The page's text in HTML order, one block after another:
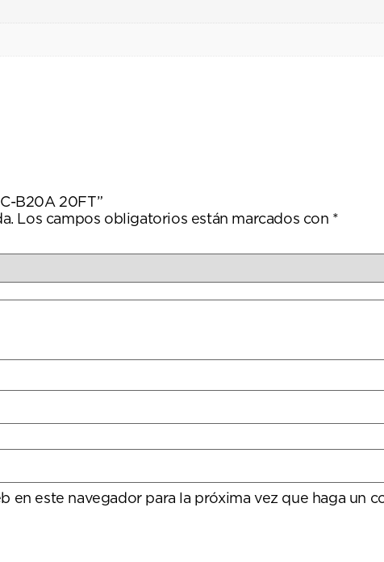
B20A 20FT”
Los campos obligatorios están marcados con *
este navegador para la próxima vez que haga un